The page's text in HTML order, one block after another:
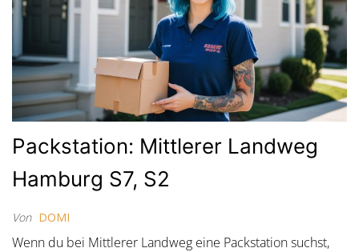
Packstation: Mittlerer Landweg
Hamburg S7, S2
Von DOMI
Wenn du bei Mittlerer Landweg eine Packstation suchst,